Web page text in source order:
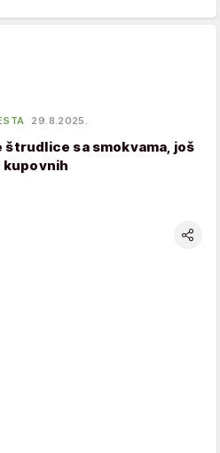
29.8.2025.
štrudlice sa smokvama, još
kupovnih